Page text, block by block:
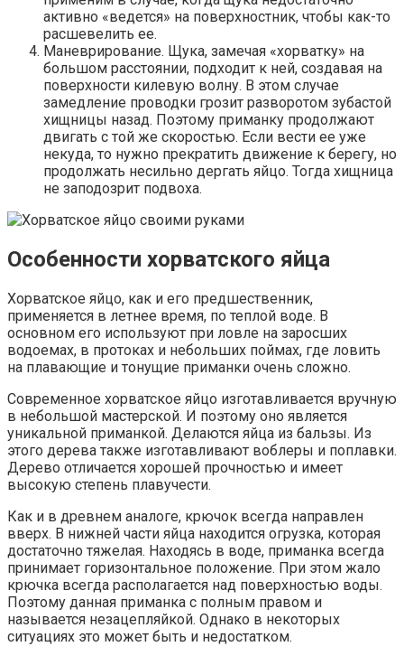
активно «ведется» на поверхностник, чтобы как-то
расшевелить ее.
Маневрирование. Щука, замечая «хорватку» на
большом расстоянии, подходит к ней, создавая на
поверхности килевую волну. В этом случае
замедление проводки грозит разворотом зубастой
хищницы назад. Поэтому приманку продолжают
двигать с той же скоростью. Если вести ее уже
некуда, то нужно прекратить движение к берегу, но
продолжать несильно дергать яйцо. Тогда хищница
не заподозрит подвоха.
Особенности хорватского яйца
Хорватское яйцо, как и его предшественник,
применяется в летнее время, по теплой воде. В
основном его используют при ловле на заросших
водоемах, в протоках и небольших поймах, где ловить
на плавающие и тонущие приманки очень сложно.
Современное хорватское яйцо изготавливается вручную
в небольшой мастерской. И поэтому оно является
уникальной приманкой. Делаются яйца из бальзы. Из
этого дерева также изготавливают воблеры и поплавки.
Дерево отличается хорошей прочностью и имеет
высокую степень плавучести.
Как и в древнем аналоге, крючок всегда направлен
вверх. В нижней части яйца находится огрузка, которая
достаточно тяжелая. Находясь в воде, приманка всегда
принимает горизонтальное положение. При этом жало
крючка всегда располагается над поверхностью воды.
Поэтому данная приманка с полным правом и
называется незацепляйкой. Однако в некоторых
ситуациях это может быть и недостатком.